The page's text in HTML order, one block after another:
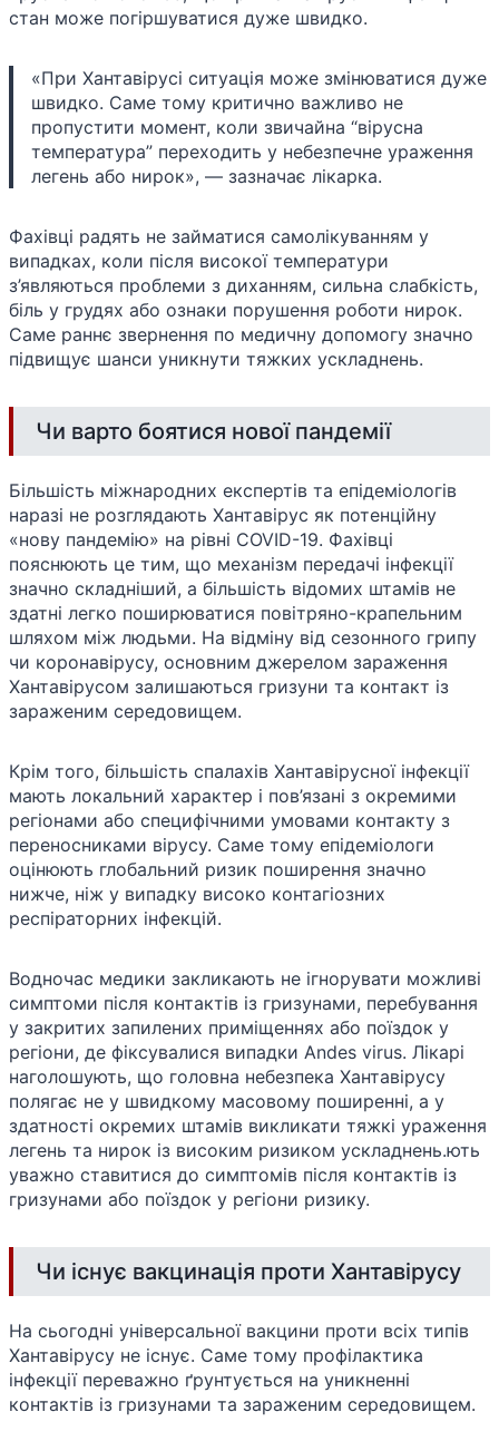
стан може погіршуватися дуже швидко.
«При Хантавірусі ситуація може змінюватися дуже
швидко. Саме тому критично важливо не
пропустити момент, коли звичайна “вірусна
температура” переходить у небезпечне ураження
легень або нирок», — зазначає лікарка.
Фахівці радять не займатися самолікуванням у
випадках, коли після високої температури
з’являються проблеми з диханням, сильна слабкість,
біль у грудях або ознаки порушення роботи нирок.
Саме раннє звернення по медичну допомогу значно
підвищує шанси уникнути тяжких ускладнень.
Чи варто боятися нової пандемії
Більшість міжнародних експертів та епідеміологів
наразі не розглядають Хантавірус як потенційну
«нову пандемію» на рівні COVID-19. Фахівці
пояснюють це тим, що механізм передачі інфекції
значно складніший, а більшість відомих штамів не
здатні легко поширюватися повітряно-крапельним
шляхом між людьми. На відміну від сезонного грипу
чи коронавірусу, основним джерелом зараження
Хантавірусом залишаються гризуни та контакт із
зараженим середовищем.
Крім того, більшість спалахів Хантавірусної інфекції
мають локальний характер і пов’язані з окремими
регіонами або специфічними умовами контакту з
переносниками вірусу. Саме тому епідеміологи
оцінюють глобальний ризик поширення значно
нижче, ніж у випадку високо контагіозних
респіраторних інфекцій.
Водночас медики закликають не ігнорувати можливі
симптоми після контактів із гризунами, перебування
у закритих запилених приміщеннях або поїздок у
регіони, де фіксувалися випадки Andes virus. Лікарі
наголошують, що головна небезпека Хантавірусу
полягає не у швидкому масовому поширенні, а у
здатності окремих штамів викликати тяжкі ураження
легень та нирок із високим ризиком ускладнень.ють
уважно ставитися до симптомів після контактів із
гризунами або поїздок у регіони ризику.
Чи існує вакцинація проти Хантавірусу
На сьогодні універсальної вакцини проти всіх типів
Хантавірусу не існує. Саме тому профілактика
інфекції переважно ґрунтується на уникненні
контактів із гризунами та зараженим середовищем.